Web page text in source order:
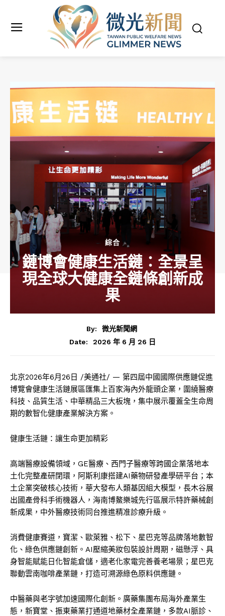
綜合
鏈博會健康生活鏈：全景呈
現全球大健康全鏈條創新成
果
By:
微光新聞網
Date:
2026 年 6 月 26 日
北京2026年6月26日 /美通社/ — 第四屆中國國際供應鏈促進
博覽會健康生活鏈展區匯集上百家海內外龍頭企業，圍繞醫療
科技、品質生活、中華精品三大板塊，集中展示覆蓋全生命周
期的數智化健康產業解決方案。
健康生活鏈：讓生命更加精彩
高端醫療設備領域，GE醫療、西門子醫療等跨國企業落地本
土化完整產研閉環，阿斯利康搭建AI藥物研發產學研平台；本
土企業突破核心技術，華大發布人類基因組大模型，長木谷展
出國產骨科手術機器人，海南博鰲樂城先行區展示特許藥械創
新成果，中外醫療技術同台推進精准診療升級。
消費健康賽道，寶潔、歐萊雅、松下、星巴克等品牌落地數智
化、綠色供應鏈創新。AI壓縮美妝包裝設計周期，磁懸浮、具
身智能賦能日化智能倉儲，適老化家電完善養老場景；星巴克
聯動雲南咖啡產業鏈，打造可溯源綠色原料供應鏈。
中醫藥與老字號加速國際化創新。廣藥集團布局海外產業生
態，新寶堂、振東藥業打通道地藥材全產業鏈，多款AI脈診、